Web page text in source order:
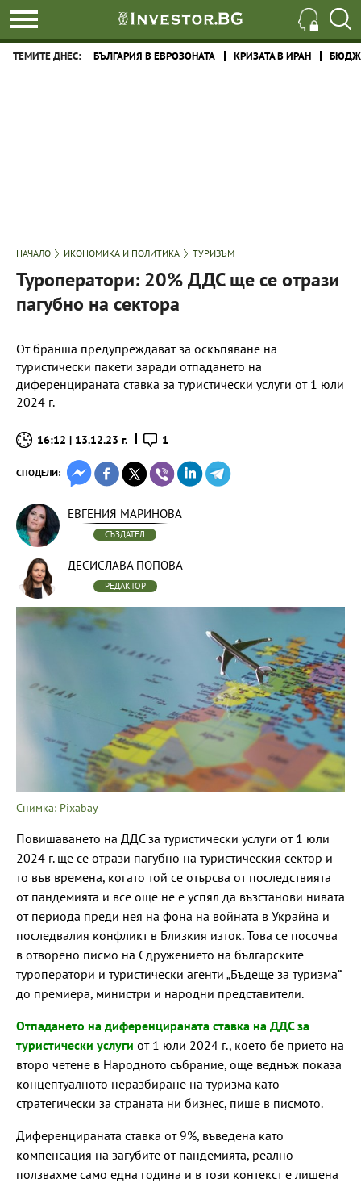
ТЕМИТЕ ДНЕС: БЪЛГАРИЯ В ЕВРОЗОНАТА КРИЗАТА В ИРАН
НАЧАЛО ИКОНОМИКА И ПОЛИТИКА ТУРИЗЪМ
Туроператори: 20% ДДС ще се отрази
пагубно на сектора
От бранша предупреждават за оскъпяване на
туристически пакети заради отпадането на
диференцираната ставка за туристически услуги от 1 юли
2024 г.
16:12 | 13.12.23 г. 1
СПОДЕЛИ:
ЕВГЕНИЯ МАРИНОВА
СЪЗДАТЕЛ
ДЕСИСЛАВА ПОПОВА
РЕДАКТОР
Снимка: Pixabay
Повишаването на ДДС за туристически услуги от 1 юли
2024 г. ще се отрази пагубно на туристическия сектор и
то във времена, когато той се отърсва от последствията
от пандемията и все още не е успял да възстанови нивата
от периода преди нея на фона на войната в Украйна и
последвалия конфликт в Близкия изток. Това се посочва
в отворено писмо на Сдружението на българските
туроператори и туристически агенти „Бъдеще за туризма”
до премиера, министри и народни представители.
Отпадането на диференцираната ставка на ДДС за
туристически услуги от 1 юли 2024 г., което бе прието на
второ четене в Народното събрание, още веднъж показа
концептуалното неразбиране на туризма като
стратегически за страната ни бизнес, пише в писмото.
Диференцираната ставка от 9%, въведена като
компенсация на загубите от пандемията, реално
ползвахме само една година и в този контекст е лишена